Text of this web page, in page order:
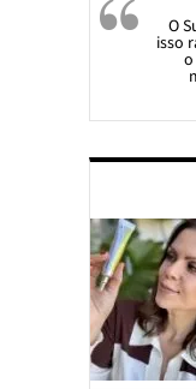
O
isso